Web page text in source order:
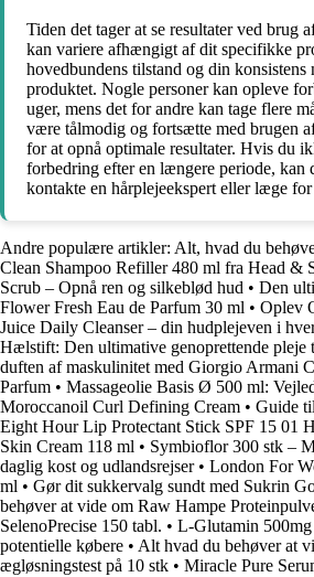
Tiden det tager at se resultater ved brug
kan variere afhængigt af dit specifikke
hovedbundens tilstand og din konsistens
produktet. Nogle personer kan opleve
uger, mens det for andre kan tage flere
være tålmodig og fortsætte med brugen
for at opnå optimale resultater. Hvis du
forbedring efter en længere periode, kan
kontakte en hårplejeekspert eller læge
Andre populære artikler: Alt, hvad du
Clean Shampoo Refiller 480 ml fra Head &
Scrub – Opnå ren og silkeblød hud • Den
Flower Fresh Eau de Parfum 30 ml • Oplev
Juice Daily Cleanser – din hudplejeven i
Hælstift: Den ultimative genoprettende pleje
duften af maskulinitet med Giorgio Armani
Parfum • Massageolie Basis Ø 500 ml:
Moroccanoil Curl Defining Cream • Guide
Eight Hour Lip Protectant Stick SPF 15 01
Skin Cream 118 ml • Symbioflor 300 stk –
daglig kost og udlandsrejser• London For
ml • Gør dit sukkervalg sundt med Sukrin
behøver at vide om Raw Hampe
SelenoPrecise 150 tabl. • L-Glutamin
potentielle købere • Alt hvad du behøver at
ægløsningstest på 10 stk • Miracle Pure